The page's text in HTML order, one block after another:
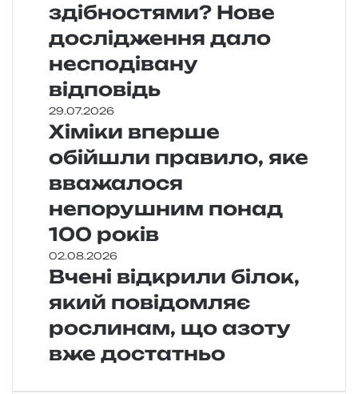
здібностями? Нове
дослідження дало
несподівану
відповідь
29.07.2026
Хіміки вперше
обійшли правило, яке
вважалося
непорушним понад
100 років
02.08.2026
Вчені відкрили білок,
який повідомляє
рослинам, що азоту
вже достатньо